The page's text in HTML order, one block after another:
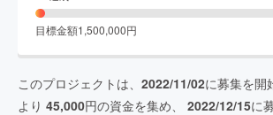
目標金額1,500,000円
このプロジェクトは、 2022/11/02に募集を開
より 45,000円の資金を集め、 2022/12/15に